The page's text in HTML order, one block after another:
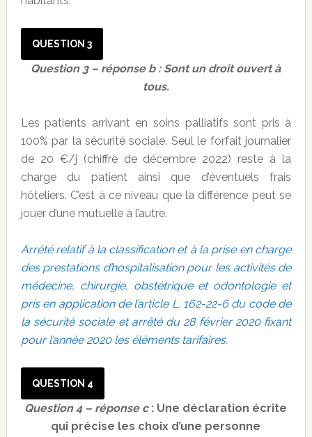
QUESTION 3
Question 3 – réponse b : Sont un droit ouvert à
tous.
Les patients arrivant en soins palliatifs sont pris à
100% par la sécurité sociale. Seul le forfait journalier
de 20 €/j (chiffre de décembre 2022) reste à la
charge du patient ainsi que d’éventuels frais
hôteliers. C’est à ce niveau que la différence peut se
jouer d’une mutuelle à l’autre.
Arrêté relatif à la classification et à la prise en charge
des prestations d’hospitalisation pour les activités de
médecine, chirurgie, obstétrique et odontologie et
pris en application de l’article L. 162-22-6 du code de
la sécurité sociale et arrêté du 28 février 2020 fixant
pour l’année 2020 les éléments tarifaires.
QUESTION 4
Question 4 – réponse c : Une déclaration écrite
qui précise les choix d’une personne